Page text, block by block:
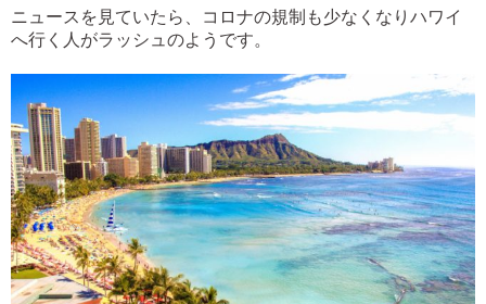
ニュースを見ていたら、コロナの規制も少なくなりハワイ
へ行く人がラッシュのようです。